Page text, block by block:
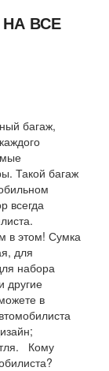
ВСЕ
багаж,
Такой багаж
всегда
в этом! Сумка
для
набора
другие
в
Кому